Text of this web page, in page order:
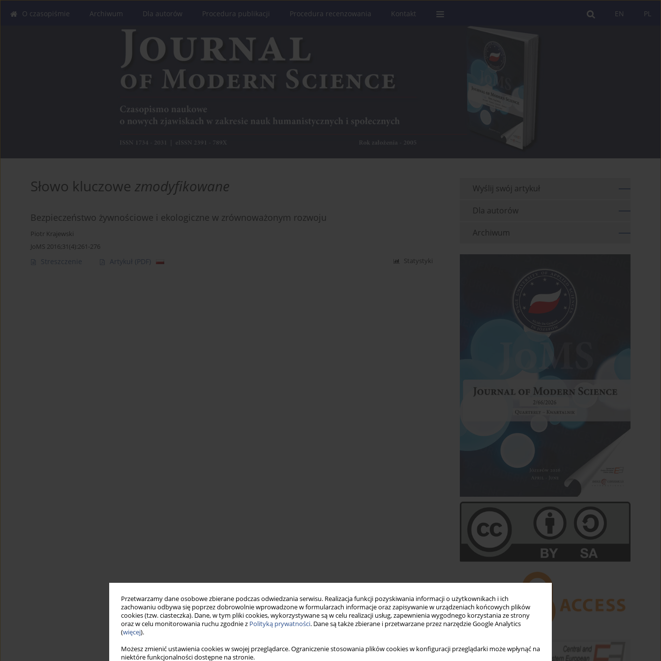
Przetwarzamy dane osobowe zbierane podczas odwiedzania serwisu. Realizacja funkcji pozyskiwania informacji o użytkownikach i ich
zachowaniu odbywa się poprzez dobrowolnie wprowadzone w formularzach informacje oraz zapisywanie w urządzeniach końcowych plików
cookies (tzw. ciasteczka). Dane, w tym pliki cookies, wykorzystywane są w celu realizacji usług, zapewnienia wygodnego korzystania ze strony
oraz w celu monitorowania ruchu zgodnie z Polityką prywatności. Dane są także zbierane i przetwarzane przez narzędzie Google Analytics
(więcej).
Możesz zmienić ustawienia cookies w swojej przeglądarce. Ograniczenie stosowania plików cookies w konfiguracji przeglądarki może wpłynąć na
niektóre funkcjonalności dostępne na stronie.
PL
EN
O czasopiśmie Archiwum Dla autorów Procedura publikacji Procedura recenzowania Kontakt
Słowo kluczowe zmodyfikowane
Bezpieczeństwo żywnościowe i ekologiczne w zrównoważonym rozwoju
Piotr Krajewski
JoMS 2016;31(4):261-276
Streszczenie Artykuł (PDF) Statystyki
Wyślij swój artykuł
Dla autorów
Archiwum